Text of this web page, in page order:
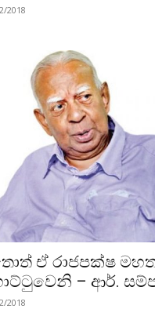
2018
ඒ රාජපක්ෂ
– ආර්.
2018